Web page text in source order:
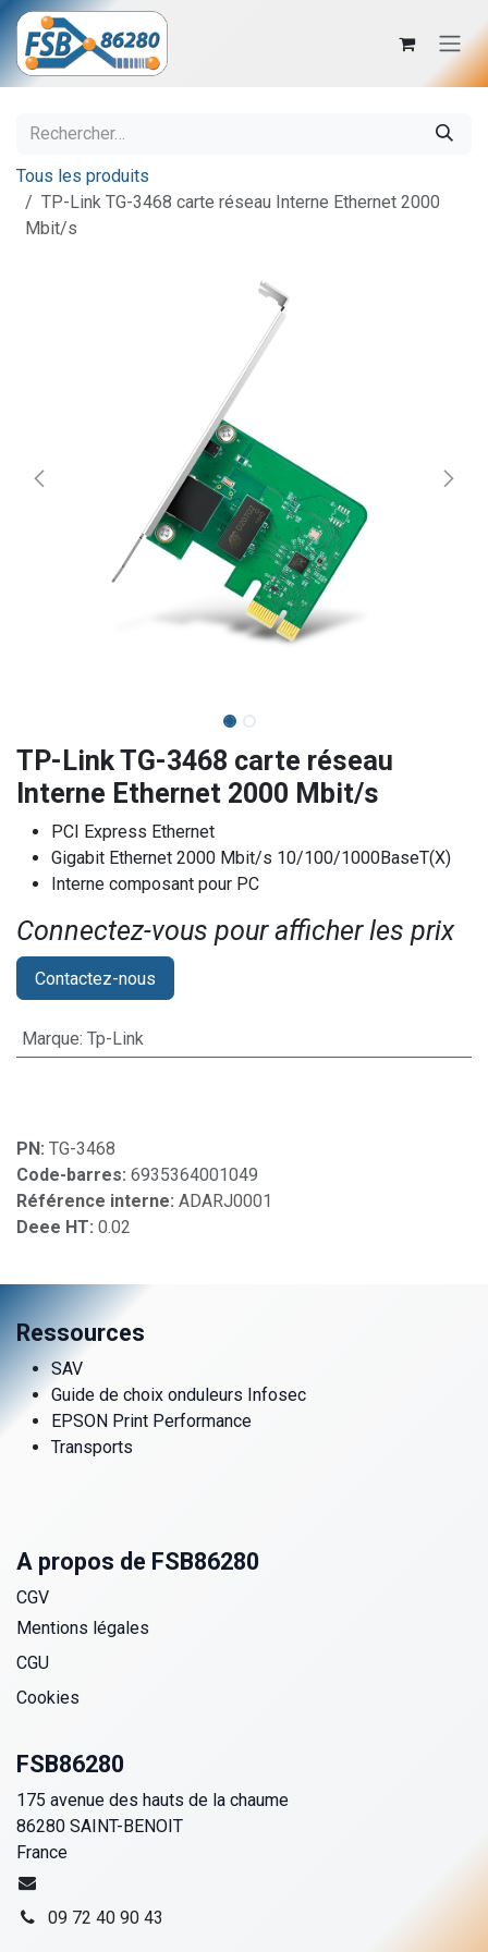
Se rendre au contenu
Tous les produits
TP-Link TG-3468 carte réseau Interne Ethernet 2000
Mbit/s
TP-Link TG-3468 carte réseau
Interne Ethernet 2000 Mbit/s
PCI Express Ethernet
Gigabit Ethernet 2000 Mbit/s 10/100/1000BaseT(X)
Interne composant pour PC
Connectez-vous pour afficher les prix​
Contactez-nous
Marque: Tp-Link
PN: TG-3468
Code-barres: 6935364001049
Référence interne: ADARJ0001
Deee HT: 0.02
Ressources
SAV
Guide de choix onduleurs Infosec
EPSON Print Performance
Transports
A propos de FSB86280
CGV
Mentions légales
CGU
Cookies
FSB86280
175 avenue des hauts de la chaume
86280 SAINT-BENOIT
France
09 72 40 90 43